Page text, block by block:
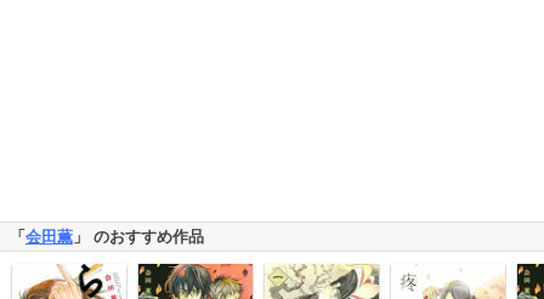
「会田薫 」 のおすすめ作品